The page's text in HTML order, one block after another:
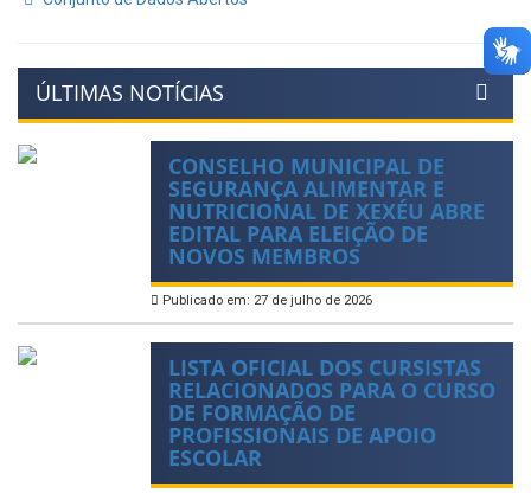
ÚLTIMAS NOTÍCIAS
CONSELHO MUNICIPAL DE
SEGURANÇA ALIMENTAR E
NUTRICIONAL DE XEXÉU ABRE
EDITAL PARA ELEIÇÃO DE
NOVOS MEMBROS
Publicado em: 27 de julho de 2026
LISTA OFICIAL DOS CURSISTAS
RELACIONADOS PARA O CURSO
DE FORMAÇÃO DE
PROFISSIONAIS DE APOIO
ESCOLAR